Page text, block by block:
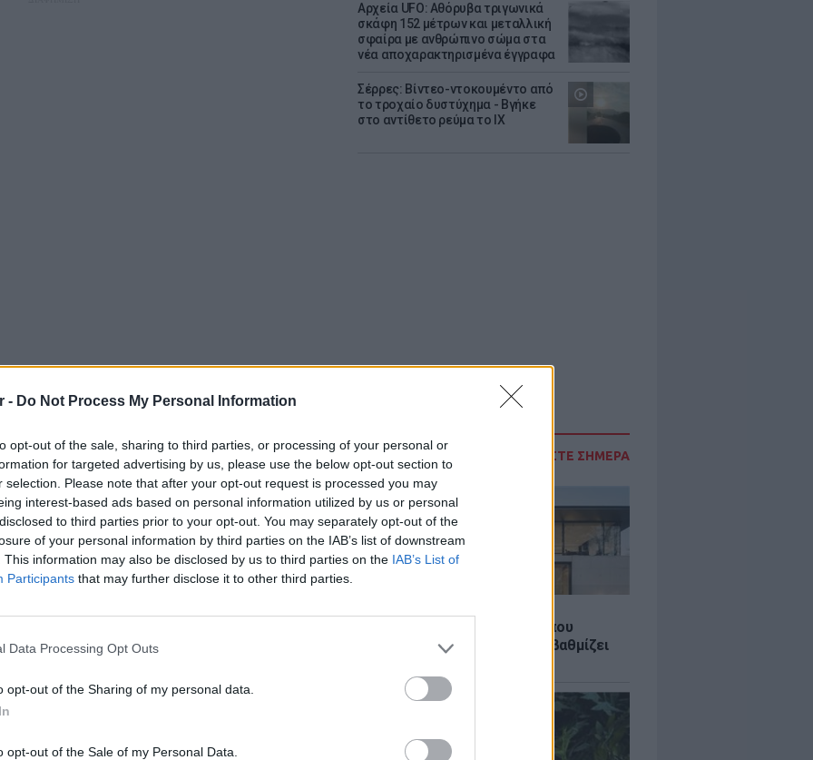
- Do Not Process My Personal Information
opt-out of the sale, sharing to third parties, or processing of your personal or
for targeted advertising by us, please use the below opt-out section to
selection. Please note that after your opt-out request is processed you may
interest-based ads based on personal information utilized by us or personal
to third parties prior to your opt-out. You may separately opt-out of the
of your personal information by third parties on the IAB’s list of downstream
This information may also be disclosed by us to third parties on the IAB’s List of
Participants that may further disclose it to other third parties.
Data Processing Opt Outs
opt-out of the Sharing of my personal data.
opt-out of the Sale of my Personal Data.
Αρχεία UFO: Αθόρυβα τριγωνικά
σκάφη 152 μέτρων και μεταλλική
σφαίρα με ανθρώπινο σώμα στα
νέα αποχαρακτηρισμένα έγγραφα
Σέρρες: Βίντεο-ντοκουμέντο από
το τροχαίο δυστύχημα - Βγήκε
στο αντίθετο ρεύμα το ΙΧ
ΔΙΑΒΑΣΤΕ ΣΗΜΕΡΑ
Θερμοπλαστική: Καινοτομία που
εξοικονομεί ενέργεια και αναβαθμίζει
φακός τους εντόπισε σε
τους προσπάθησαν να περάσουν
σωματοφύλακες, που τους
που δείχνουν τον Ντι Κάπριο να
μια μάσκα που κάλυπτε το μεγαλύτερο
παντελόνι, λευκά αθλητικά
παλτό.
με ένα πουκάμισο, ένα δερμάτινο μπουφάν
έκρυβε το πρόσωπό της.